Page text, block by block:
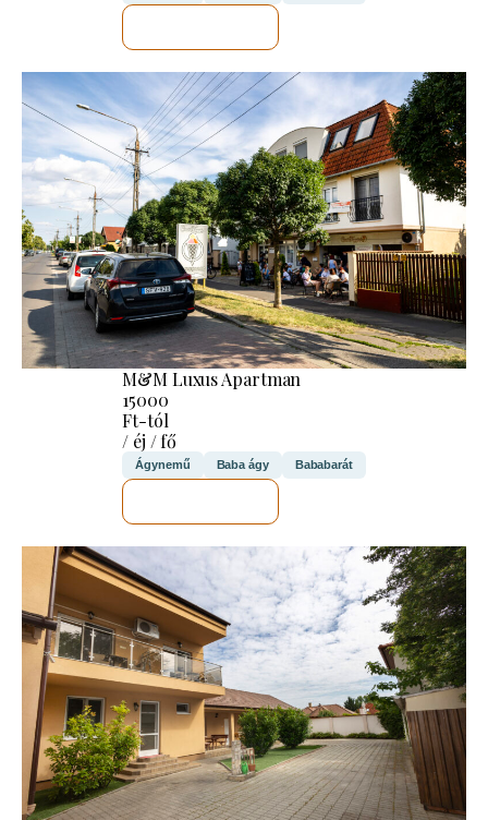
M&M Luxus Apartman
15000
Ft-tól
/ éj / fő
Ágynemű Baba ágy Bababarát